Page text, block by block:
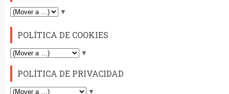
▼
POLÍTICA DE COOKIES
▼
POLÍTICA DE PRIVACIDAD
▼